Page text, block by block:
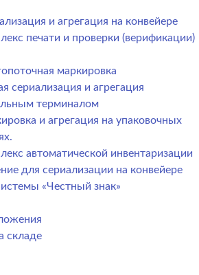
и агрегация на конвейере
печати и проверки (верификации)
маркировка
сериализация и агрегация
терминалом
и агрегация на упаковочных
автоматической инвентаризации
для сериализации на конвейере
«Честный знак»
складе